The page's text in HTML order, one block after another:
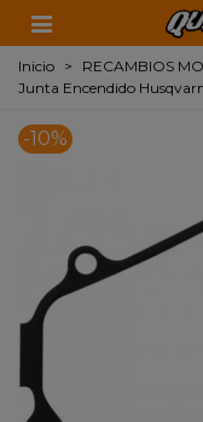
Inicio > RECAMBIOS
Junta Encendido
-10%